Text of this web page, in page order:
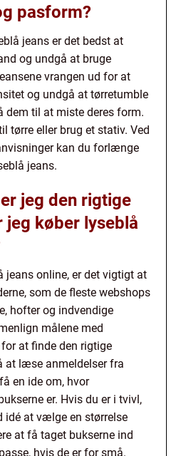
pasform?
jeans er det bedst at
og undgå at bruge
vrangen ud for at
og undgå at tørretumble
dem til at miste deres form.
tørre eller brug et stativ. Ved
kan du forlænge
jeans.
jeg den rigtige
jeg køber lyseblå
jeans online, er det vigtigt at
som de fleste webshops
hofter og indvendige
målene med
at finde den rigtige
at læse anmeldelser fra
en ide om, hvor
er. Hvis du er i tvivl,
idé at vælge en størrelse
at få taget bukserne ind
hvis de er for små.